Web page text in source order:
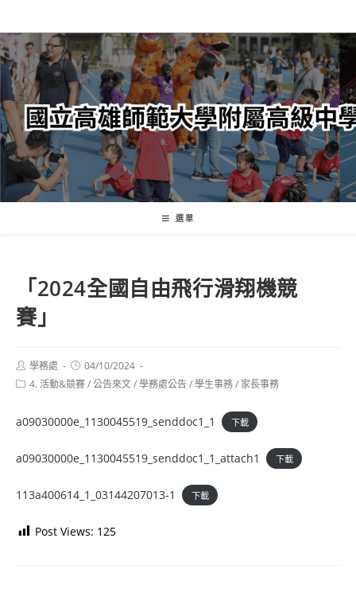
轉
至
主
內
容
選單
「2024全國自由飛行滑翔機競
賽」
Post
author:
學務處
Post
published:
04/10/2024
Post4. 活動&競賽/公告來文/學務處公告/學生事務/ 家長事務
a09030000e_1130045519_senddoc1_1 下載
a09030000e_1130045519_senddoc1_1_attach1 下載
113a400614_1_03144207013-1 下載
Post Views: 125